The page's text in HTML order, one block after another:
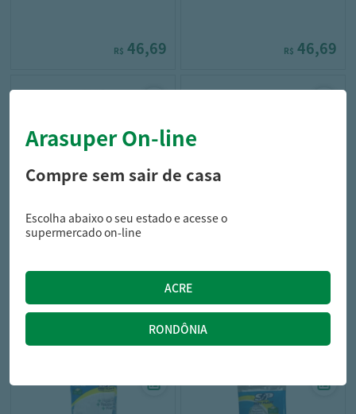
R$ 46,69 R$ 46,69
totalplast
COPO DESC TOTALPLAST
12,99
Arasuper On-line
Compre sem sair de casa
Escolha abaixo o seu estado e acesse o
supermercado on-line